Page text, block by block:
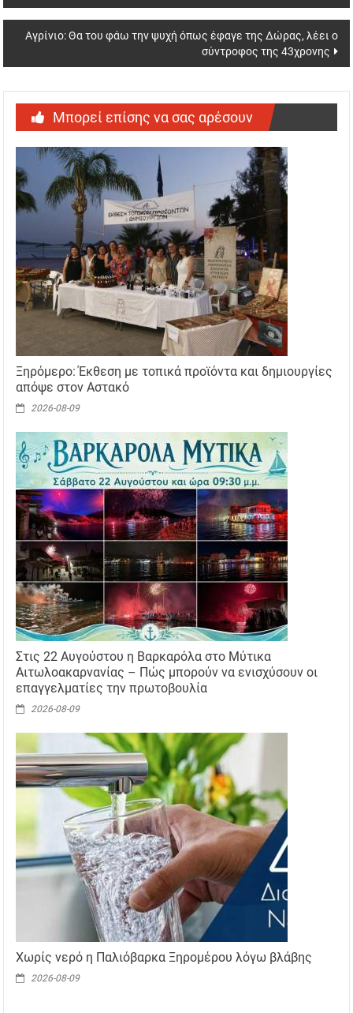
navigation
Αγρίνιο: Θα του φάω την ψυχή όπως έφαγε της Δώρας, λέει ο
σύντροφος της 43χρονης
Μπορεί επίσης να σας αρέσουν
Ξηρόμερο: Έκθεση με τοπικά προϊόντα και δημιουργίες
απόψε στον Αστακό
2026-08-09
Στις 22 Αυγούστου η Βαρκαρόλα στο Μύτικα
Αιτωλοακαρνανίας – Πώς μπορούν να ενισχύσουν οι
επαγγελματίες την πρωτοβουλία
2026-08-09
Χωρίς νερό η Παλιόβαρκα Ξηρομέρου λόγω βλάβης
2026-08-09